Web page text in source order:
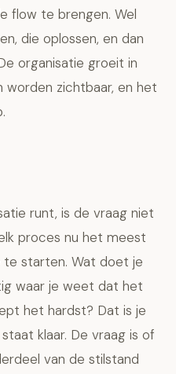
flow te brengen. Wel
die oplossen, en dan
organisatie groeit in
zichtbaar, en het
runt, is de vraag niet
proces nu het meest
starten. Wat doet je
waar je weet dat het
het hardst? Dat is je
klaar. De vraag is of
van de stilstand